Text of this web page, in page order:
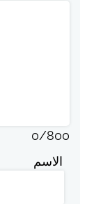
0/800
الاسم